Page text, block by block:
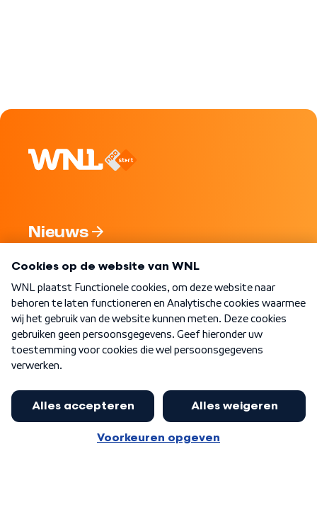
Nieuws
Nieuwsbrief
Word Lid